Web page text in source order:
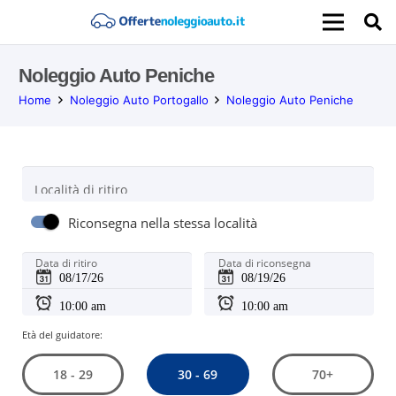
Noleggio Auto Peniche
Home Noleggio Auto Portogallo Noleggio Auto Peniche
Località di ritiro
Riconsegna nella stessa località
Data di ritiro Data di riconsegna
Età del guidatore:
18 - 29 30 - 69 70+